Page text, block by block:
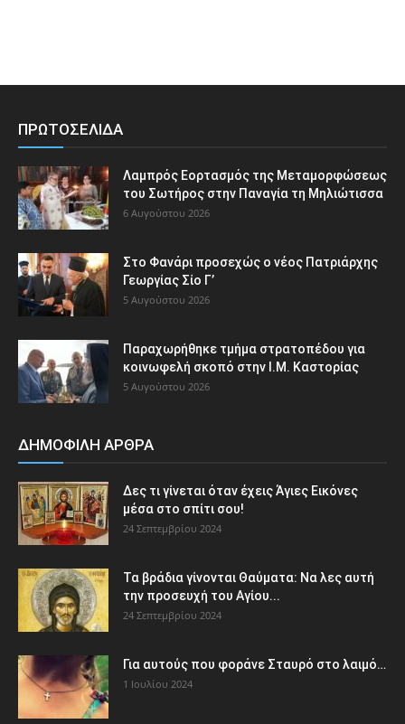
ΠΡΩΤΟΣΕΛΙΔΑ
Λαμπρός Εορτασμός της Μεταμορφώσεως
του Σωτήρος στην Παναγία τη Μηλιώτισσα
6 Αυγούστου 2026
Στο Φανάρι προσεχώς ο νέος Πατριάρχης
Γεωργίας Σίο Γ’
5 Αυγούστου 2026
Παραχωρήθηκε τμήμα στρατοπέδου για
κοινωφελή σκοπό στην Ι.Μ. Καστορίας
5 Αυγούστου 2026
ΔΗΜΟΦΙΛΗ ΑΡΘΡΑ
Δες τι γίνεται όταν έχεις Άγιες Εικόνες
μέσα στο σπίτι σου!
24 Σεπτεμβρίου 2024
Τα βράδια γίνονται Θαύματα: Να λες αυτή
την προσευχή του Αγίου...
24 Σεπτεμβρίου 2024
Για αυτούς που φοράνε Σταυρό στο λαιμό…
1 Ιουλίου 2024